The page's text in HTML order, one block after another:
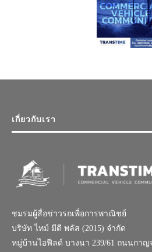
เกี่ยวกับเรา
ชมรมผู้สื่อข่าวรถเพื่อการพาณิชย์
บริษัท ไทม์ มีดี พลัส (2015) จำกัด
หมู่บ้านไอฟีลด์ บางนา 239/61 ถนนกาญ